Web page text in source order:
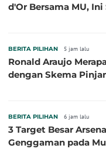
d'Or Bersama MU, Ini
BERITA PILIHAN 5 jam lalu
Ronald Araujo
dengan Skema
BERITA PILIHAN 6 jam lalu
3 Target Besar
Genggaman pada